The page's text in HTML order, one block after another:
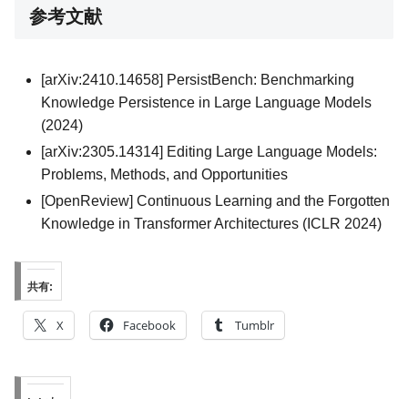
参考文献
[arXiv:2410.14658] PersistBench: Benchmarking
Knowledge Persistence in Large Language Models
(2024)
[arXiv:2305.14314] Editing Large Language Models:
Problems, Methods, and Opportunities
[OpenReview] Continuous Learning and the Forgotten
Knowledge in Transformer Architectures (ICLR 2024)
共有:
X Facebook Tumblr